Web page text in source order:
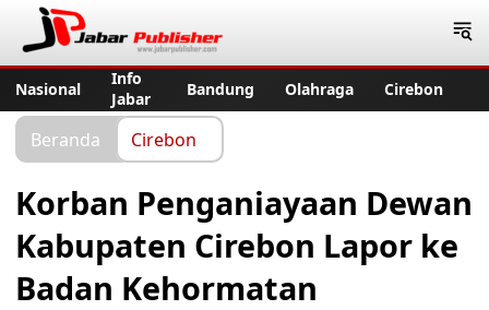
Nasional
Info
Jabar
Bandung Olahraga Cirebon
Beranda Cirebon
Korban Penganiayaan Dewan
Kabupaten Cirebon Lapor ke
Badan Kehormatan